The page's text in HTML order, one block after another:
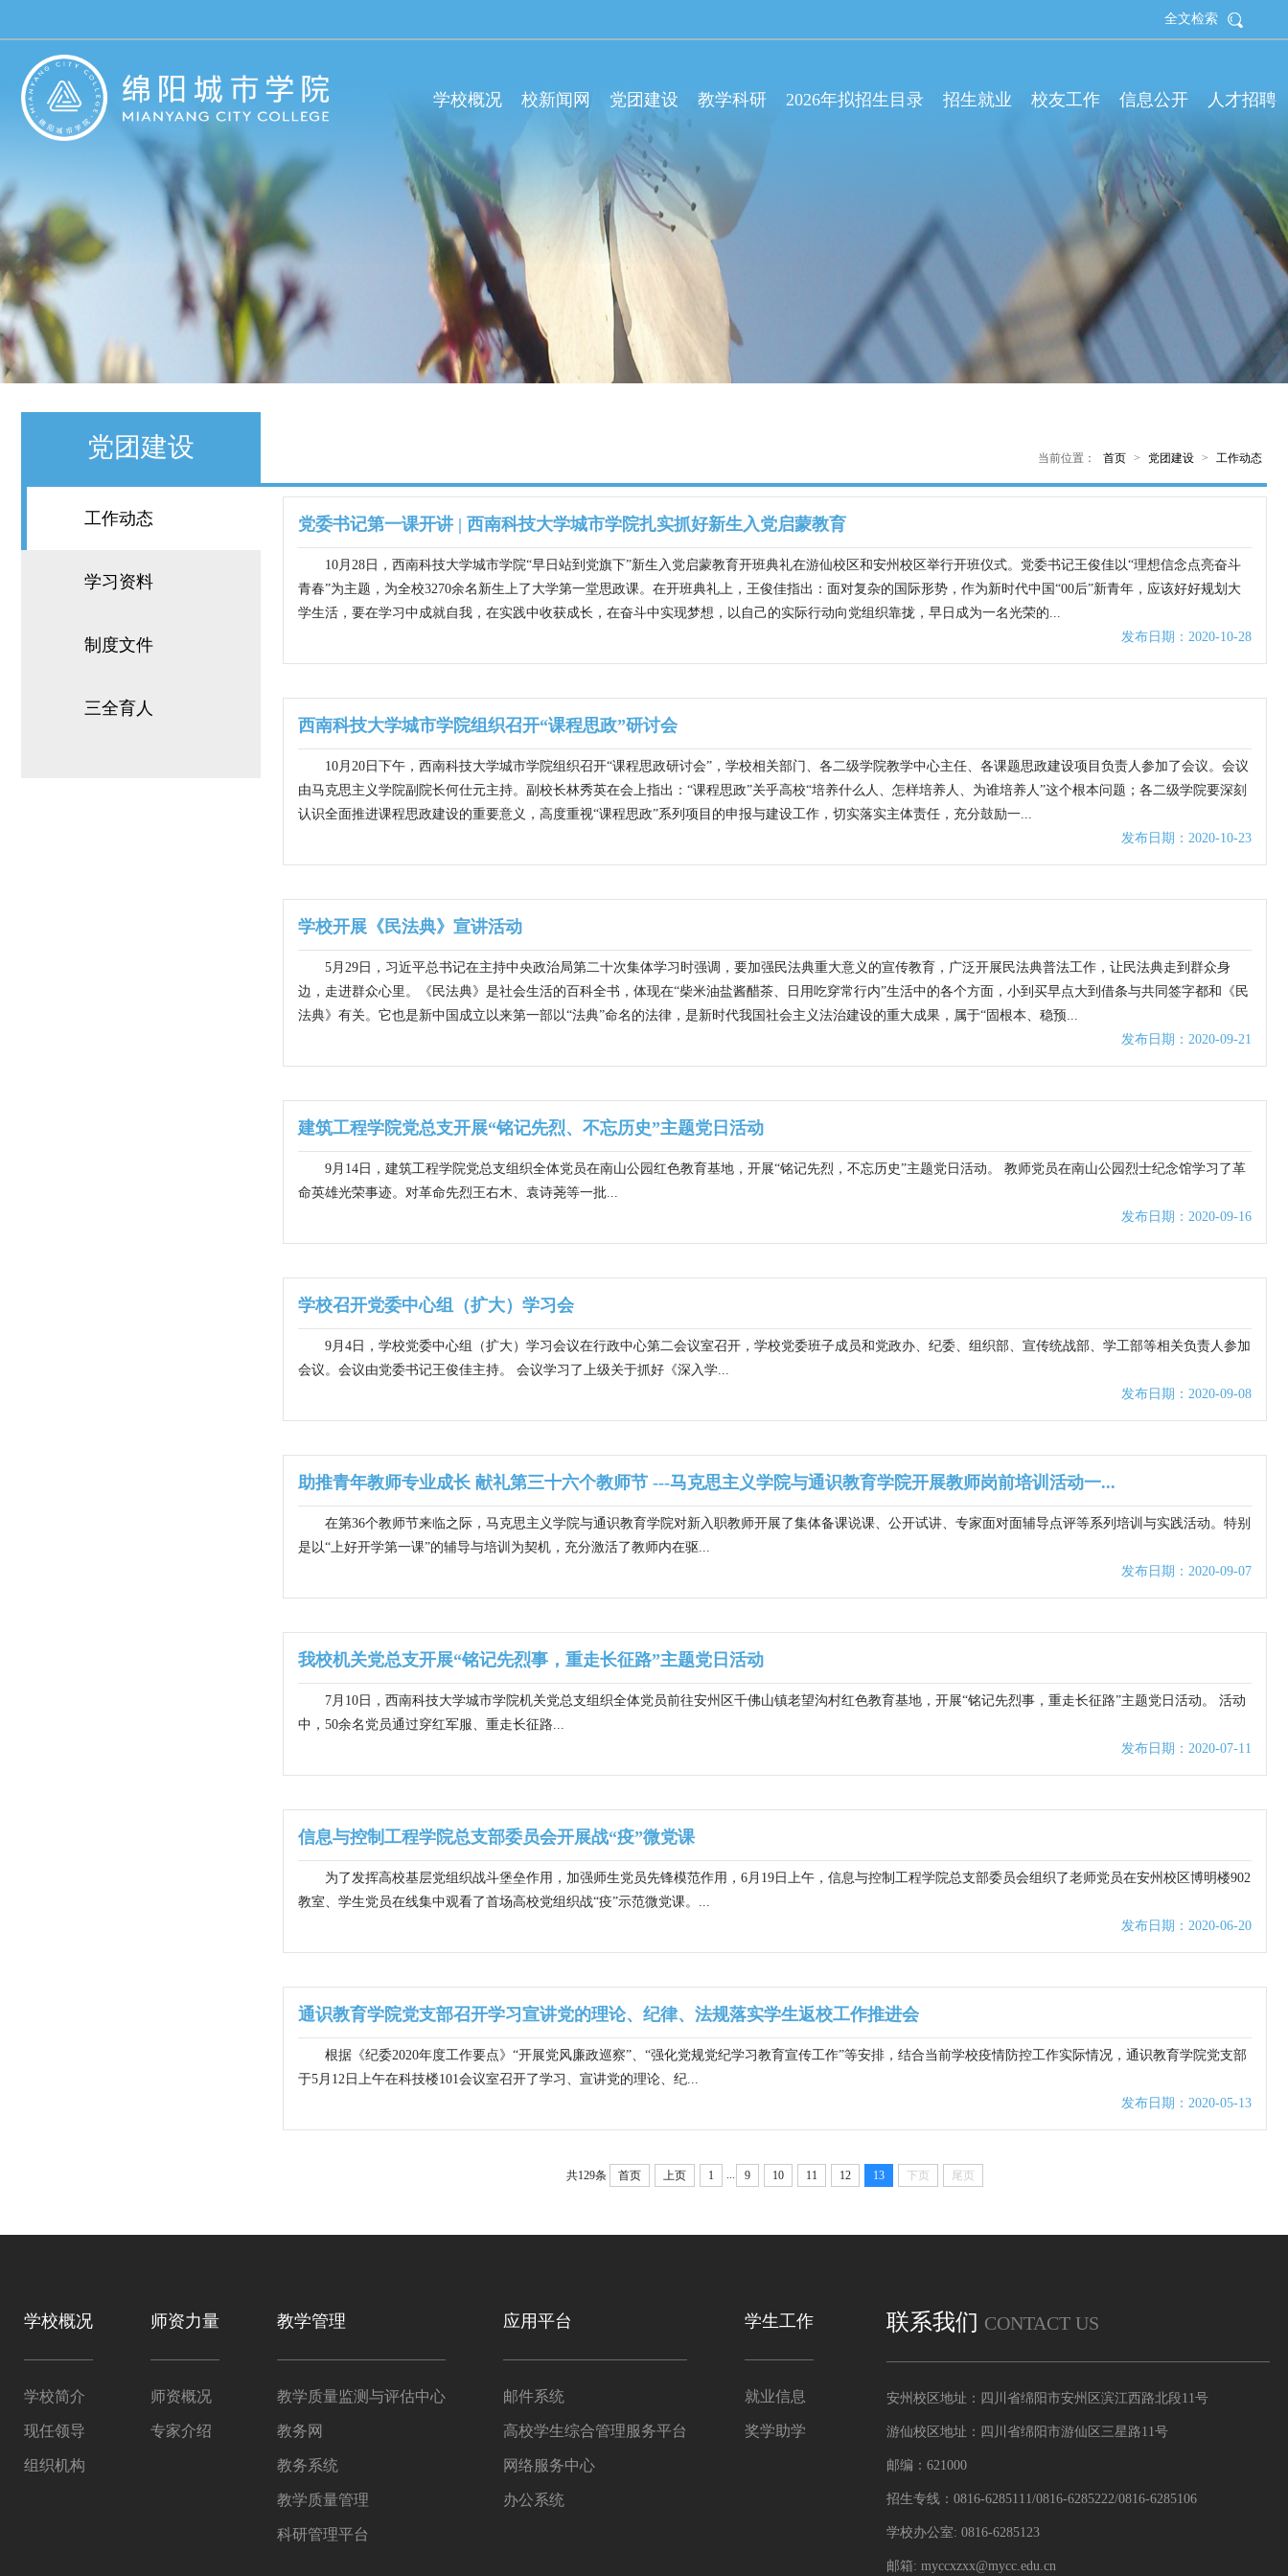
全文检索
学校概况 校新闻网 党团建设 教学科研 2026年拟招生目录 招生就业 校友工作 信息公开 人才招聘
当前位置： 首页 > 党团建设 > 工作动态
党团建设
工作动态
学习资料
制度文件
三全育人
党委书记第一课开讲 | 西南科技大学城市学院扎实抓好新生入党启蒙教育
10月28日，西南科技大学城市学院“早日站到党旗下”新生入党启蒙教育开班典礼在游仙校区和安州校区举行开班仪式。党委书记王俊佳以“理想信念点亮奋斗
青春”为主题，为全校3270余名新生上了大学第一堂思政课。在开班典礼上，王俊佳指出：面对复杂的国际形势，作为新时代中国“00后”新青年，应该好好规划大
学生活，要在学习中成就自我，在实践中收获成长，在奋斗中实现梦想，以自己的实际行动向党组织靠拢，早日成为一名光荣的...
发布日期：2020-10-28
西南科技大学城市学院组织召开“课程思政”研讨会
10月20日下午，西南科技大学城市学院组织召开“课程思政研讨会”，学校相关部门、各二级学院教学中心主任、各课题思政建设项目负责人参加了会议。会议
由马克思主义学院副院长何仕元主持。副校长林秀英在会上指出：“课程思政”关乎高校“培养什么人、怎样培养人、为谁培养人”这个根本问题；各二级学院要深刻
认识全面推进课程思政建设的重要意义，高度重视“课程思政”系列项目的申报与建设工作，切实落实主体责任，充分鼓励一...
发布日期：2020-10-23
学校开展《民法典》宣讲活动
5月29日，习近平总书记在主持中央政治局第二十次集体学习时强调，要加强民法典重大意义的宣传教育，广泛开展民法典普法工作，让民法典走到群众身
边，走进群众心里。《民法典》是社会生活的百科全书，体现在“柴米油盐酱醋茶、日用吃穿常行内”生活中的各个方面，小到买早点大到借条与共同签字都和《民
法典》有关。它也是新中国成立以来第一部以“法典”命名的法律，是新时代我国社会主义法治建设的重大成果，属于“固根本、稳预...
发布日期：2020-09-21
建筑工程学院党总支开展“铭记先烈、不忘历史”主题党日活动
9月14日，建筑工程学院党总支组织全体党员在南山公园红色教育基地，开展“铭记先烈，不忘历史”主题党日活动。 教师党员在南山公园烈士纪念馆学习了革
命英雄光荣事迹。对革命先烈王右木、袁诗荛等一批...
发布日期：2020-09-16
学校召开党委中心组（扩大）学习会
9月4日，学校党委中心组（扩大）学习会议在行政中心第二会议室召开，学校党委班子成员和党政办、纪委、组织部、宣传统战部、学工部等相关负责人参加
会议。会议由党委书记王俊佳主持。 会议学习了上级关于抓好《深入学...
发布日期：2020-09-08
助推青年教师专业成长 献礼第三十六个教师节 ---马克思主义学院与通识教育学院开展教师岗前培训活动一...
在第36个教师节来临之际，马克思主义学院与通识教育学院对新入职教师开展了集体备课说课、公开试讲、专家面对面辅导点评等系列培训与实践活动。特别
是以“上好开学第一课”的辅导与培训为契机，充分激活了教师内在驱...
发布日期：2020-09-07
我校机关党总支开展“铭记先烈事，重走长征路”主题党日活动
7月10日，西南科技大学城市学院机关党总支组织全体党员前往安州区千佛山镇老望沟村红色教育基地，开展“铭记先烈事，重走长征路”主题党日活动。 活动
中，50余名党员通过穿红军服、重走长征路...
发布日期：2020-07-11
信息与控制工程学院总支部委员会开展战“疫”微党课
为了发挥高校基层党组织战斗堡垒作用，加强师生党员先锋模范作用，6月19日上午，信息与控制工程学院总支部委员会组织了老师党员在安州校区博明楼902
教室、学生党员在线集中观看了首场高校党组织战“疫”示范微党课。...
发布日期：2020-06-20
通识教育学院党支部召开学习宣讲党的理论、纪律、法规落实学生返校工作推进会
根据《纪委2020年度工作要点》“开展党风廉政巡察”、“强化党规党纪学习教育宣传工作”等安排，结合当前学校疫情防控工作实际情况，通识教育学院党支部
于5月12日上午在科技楼101会议室召开了学习、宣讲党的理论、纪...
发布日期：2020-05-13
共129条 首页 上页 1 9 10 11 12 13 下页 尾页
学校概况
学校简介
现任领导
组织机构
师资力量
师资概况
专家介绍
教学管理
教学质量监测与评估中心
教务网
教务系统
教学质量管理
科研管理平台
应用平台
邮件系统
高校学生综合管理服务平台
网络服务中心
办公系统
学生工作
就业信息
奖学助学
联系我们 CONTACT US
安州校区地址：四川省绵阳市安州区滨江西路北段11号
游仙校区地址：四川省绵阳市游仙区三星路11号
邮编：621000
招生专线：0816-6285111/0816-6285222/0816-6285106
学校办公室: 0816-6285123
邮箱: myccxzxx@mycc.edu.cn